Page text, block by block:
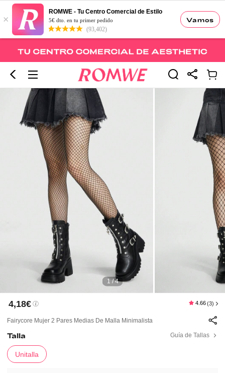
Vamos
×
ROMWE - Tu Centro Comercial de Estilo
5€ dto. en tu primer pedido
(93,402)
1 / 4
4,18€ 4.66 (3)
Fairycore Mujer 2 Pares Medias De Malla Minimalista
Talla Guía de Tallas
Unitalla